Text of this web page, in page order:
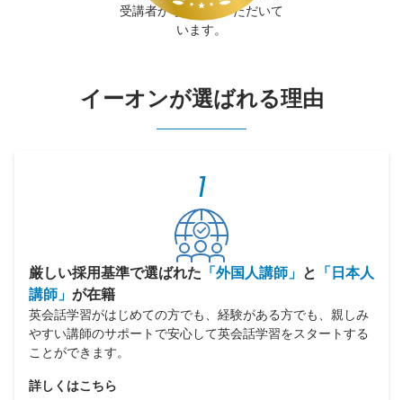
受講者から支持をいただいて
います。
イーオンが選ばれる理由
1
厳しい採用基準で選ばれた 「外国人講師」 と
「日本人
講師」 が在籍
英会話学習がはじめての方でも、経験がある方でも、親しみ
やすい講師のサポートで安心して英会話学習をスタートする
ことができます。
詳しくはこちら